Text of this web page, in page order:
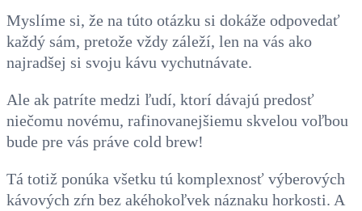
Myslíme si, že na túto otázku si dokáže odpovedať
každý sám, pretože vždy záleží, len na vás ako
najradšej si svoju kávu vychutnávate.
Ale ak patríte medzi ľudí, ktorí dávajú predosť
niečomu novému, rafinovanejšiemu skvelou voľbou
bude pre vás práve cold brew!
Tá totiž ponúka všetku tú komplexnosť výberových
kávových zŕn bez akéhokoľvek náznaku horkosti. A